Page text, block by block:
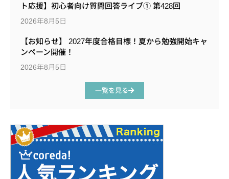
ト応援】初心者向け質問回答ライブ① 第428回
2026年8月5日
【お知らせ】 2027年度合格目標！夏から勉強開始キャ
ンペーン開催！
2026年8月5日
一覧を見る